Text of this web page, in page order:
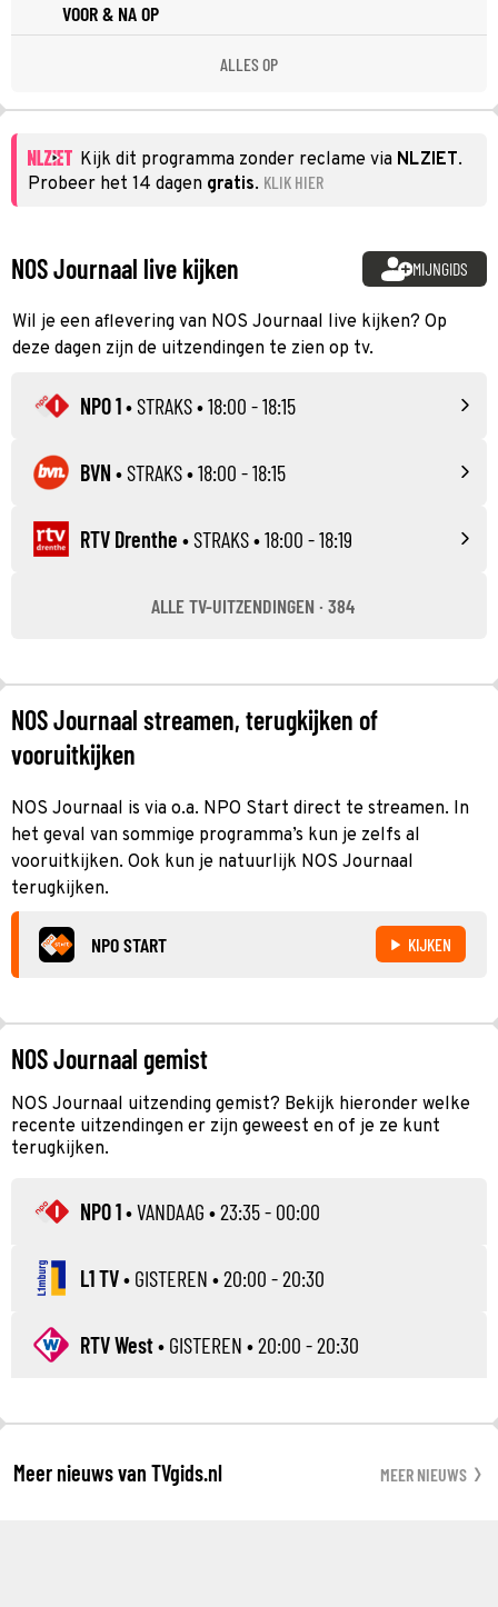
VOOR & NA OP
ALLES OP
Kijk dit programma zonder reclame via NLZIET.
Probeer het 14 dagen gratis. KLIK HIER
NOS Journaal live kijken MIJNGIDS
Wil je een aflevering van NOS Journaal live kijken? Op
deze dagen zijn de uitzendingen te zien op tv.
NPO 1•STRAKS• 18:00 - 18:15
BVN •STRAKS• 18:00 - 18:15
RTV Drenthe •STRAKS• 18:00 - 18:19
ALLE TV-UITZENDINGEN · 384
NOS Journaal streamen, terugkijken of
vooruitkijken
NOS Journaal is via o.a. NPO Start direct te streamen. In
het geval van sommige programma’s kun je zelfs al
vooruitkijken. Ook kun je natuurlijk NOS Journaal
terugkijken.
NPO START KIJKEN
NOS Journaal gemist
NOS Journaal uitzending gemist? Bekijk hieronder welke
recente uitzendingen er zijn geweest en of je ze kunt
terugkijken.
NPO 1•VANDAAG • 23:35 - 00:00
L1 TV• GISTEREN • 20:00 - 20:30
RTV West• GISTEREN • 20:00 - 20:30
Meer nieuws van TVgids.nl MEER NIEUWS